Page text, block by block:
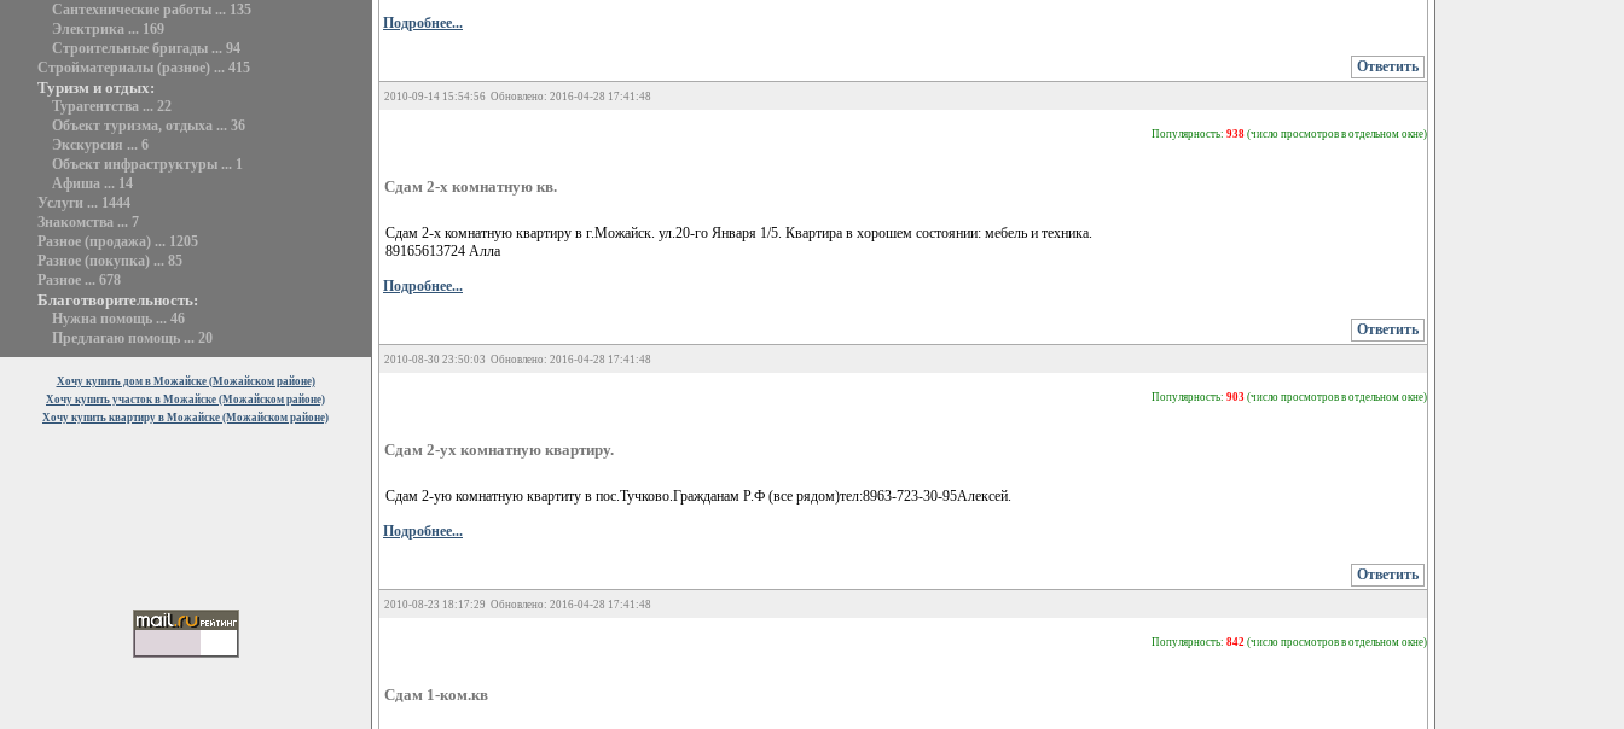
Сантехнические работы ... 135
Электрика ... 169
Строительные бригады ... 94
Стройматериалы (разное) ... 415
Туризм и отдых:
Турагентства ... 22
Объект туризма, отдыха ... 36
Экскурсия ... 6
Объект инфраструктуры ... 1
Афиша ... 14
Услуги ... 1444
Знакомства ... 7
Разное (продажа) ... 1205
Разное (покупка) ... 85
Разное ... 678
Благотворительность:
Нужна помощь ... 46
Предлагаю помощь ... 20
Хочу купить дом в Можайске (Можайском районе)
Хочу купить участок в Можайске (Можайском районе)
Хочу купить квартиру в Можайске (Можайском районе)
Подробнее...
Ответить
2010-09-14 15:54:56 Обновлено: 2016-04-28 17:41:48
Популярность: 938 (число просмотров в отдельном окне)
Сдам 2-х комнатную кв.
Сдам 2-х комнатную квартиру в г.Можайск. ул.20-го Января 1/5. Квартира в хорошем состоянии: мебель и техника.
89165613724 Алла
Подробнее...
Ответить
2010-08-30 23:50:03 Обновлено: 2016-04-28 17:41:48
Популярность: 903 (число просмотров в отдельном окне)
Сдам 2-ух комнатную квартиру.
Сдам 2-ую комнатную квартиту в пос.Тучково.Гражданам Р.Ф (все рядом)тел:8963-723-30-95Алексей.
Подробнее...
Ответить
2010-08-23 18:17:29 Обновлено: 2016-04-28 17:41:48
Популярность: 842 (число просмотров в отдельном окне)
Сдам 1-ком.кв